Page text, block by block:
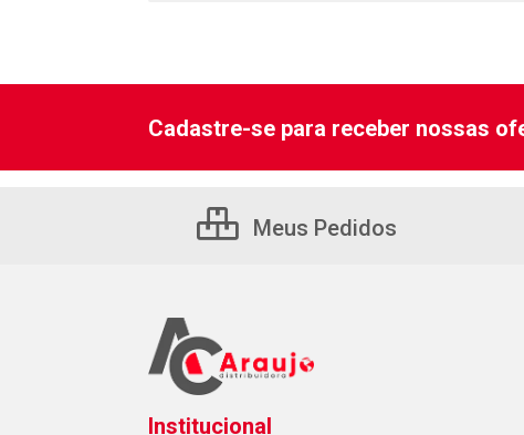
Cadastre-se para receber nossas
Meus Pedidos
Institucional